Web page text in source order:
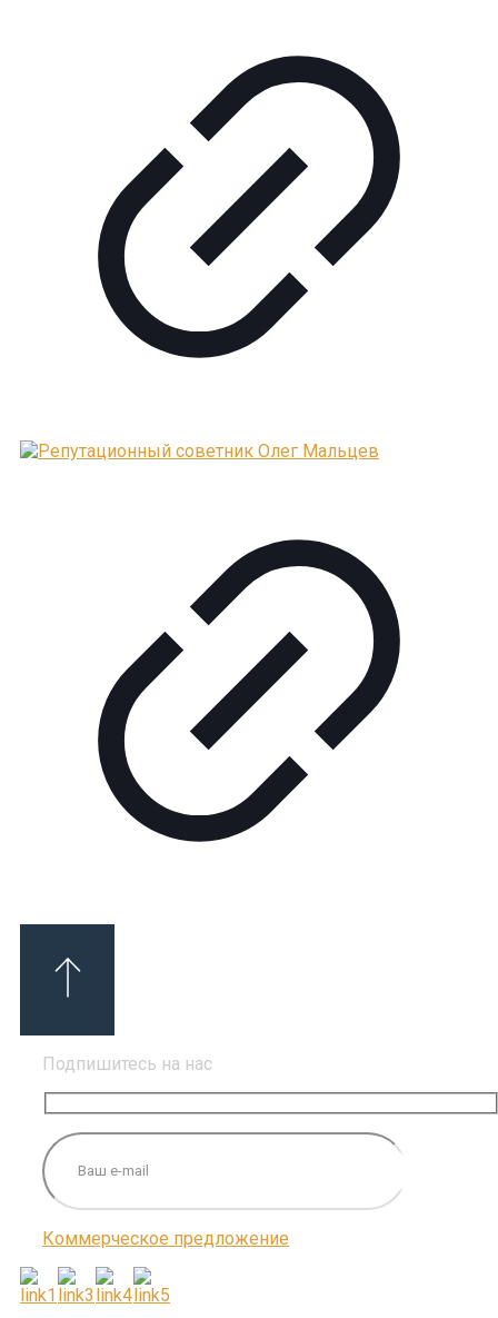
Подпишитесь на нас
Коммерческое предложение